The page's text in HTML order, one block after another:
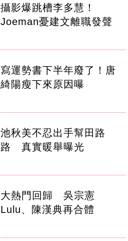
攝影爆跳槽李多慧！
Joeman憂建文離職發聲
寫運勢書下半年廢了！唐
綺陽瘦下來原因曝
池秋美不忍出手幫田路
路 真實暖舉曝光
大熱門回歸 吳宗憲
Lulu、陳漢典再合體